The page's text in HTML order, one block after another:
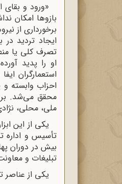
«ورود و بقای
بازوها امکان
برخورداری از
ایجاد تردید
تصرف کلی یا
او را پدید
استعمارگران
احزاب وابسته و
محقق می‌شد. بر
ملی، محلی،
یکی از این
تأسیس و اداره
بیش در دوران
تبلیغات و
یکی از عناصر